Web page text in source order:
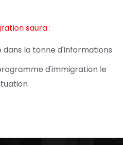
saura :
la tonne d'informations
d'immigration le